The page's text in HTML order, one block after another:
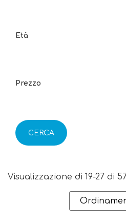
Età
Prezzo
CERCA
Visualizzazione di 19-27 di